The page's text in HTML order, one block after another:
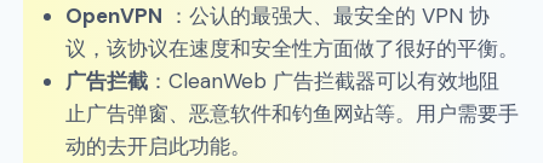
OpenVPN ：公认的最强大、最安全的 VPN 协
议，该协议在速度和安全性方面做了很好的平衡。
广告拦截 ：CleanWeb 广告拦截器可以有效地阻
止广告弹窗、恶意软件和钓鱼网站等。用户需要手
动的去开启此功能。